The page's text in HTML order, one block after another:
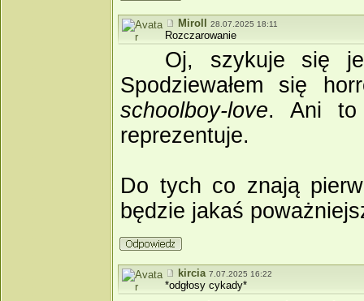
Miroll 28.07.2025 18:11
Rozczarowanie
Oj, szykuje się
Spodziewałem się
schoolboy­‑love. Ani to
reprezentuje.
Do tych co znają
będzie jakaś
kircia 7.07.2025 16:22
*odgłosy cykady*